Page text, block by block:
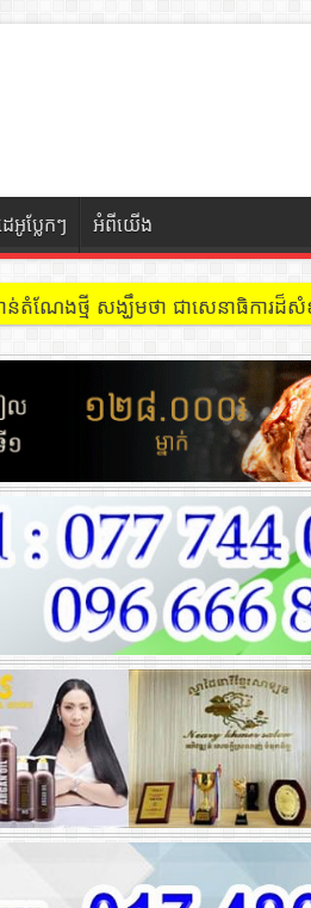
អូប្លែកៗ អំពីយើង
ើកល្បែងសុីសង នៅជាន់ទី៩ បន្ទប់ ៩០២ !